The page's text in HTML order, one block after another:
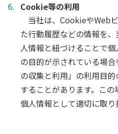
Cookie等の利用
当社は、CookieやWeb
た行動履歴などの情報を
人情報と紐づけることで
の目的が示されている場
の収集と利用」の利用目
することがあります。この
個人情報として適切に取り